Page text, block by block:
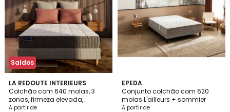
Saldos
LA REDOUTE INTERIEURS
Colchão com 640 molas, 3
zonas, firmeza elevada,
conforto macio
A partir de
4,4
/ 5
EPEDA
Conjunto colchão com 620
molas L'ailleurs + sommier
A partir de